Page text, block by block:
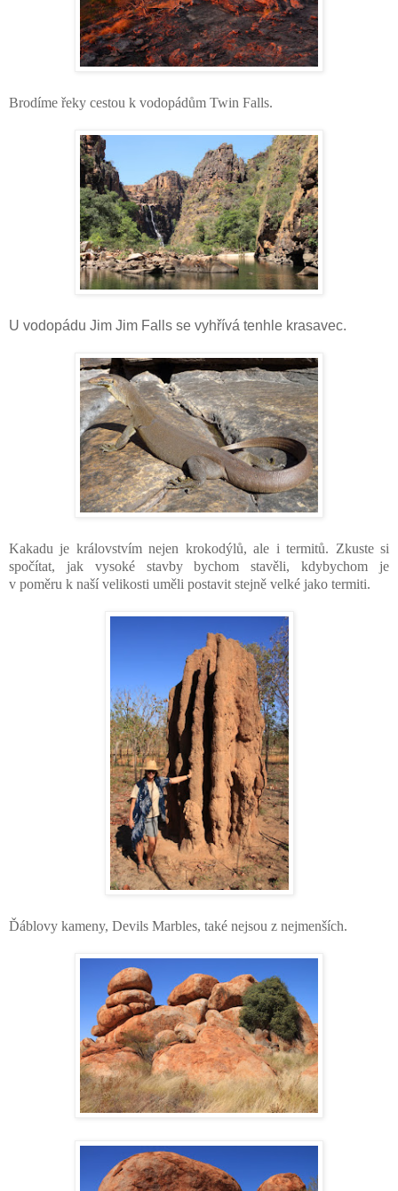
Brodíme řeky cestou k vodopádům Twin Falls.
U vodopádu Jim Jim Falls se vyhřívá tenhle krasavec.
Kakadu je královstvím nejen krokodýlů, ale i termitů. Zkuste si
spočítat, jak vysoké stavby bychom stavěli, kdybychom je
v poměru k naší velikosti uměli postavit stejně velké jako termiti.
Ďáblovy kameny, Devils Marbles, také nejsou z nejmenších.